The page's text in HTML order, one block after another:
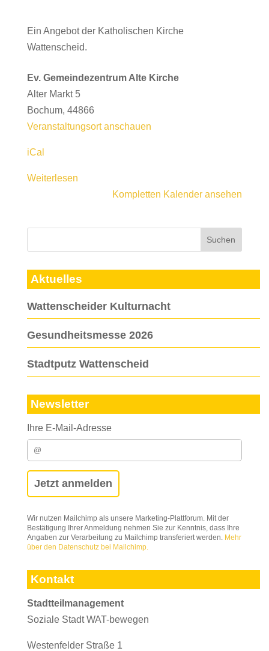
Ein Angebot der Katholischen Kirche
Wattenscheid.
Ev. Gemeindezentrum Alte Kirche
Alter Markt 5
Bochum, 44866
Veranstaltungsort anschauen
iCal
Weiterlesen
Kompletten Kalender ansehen
Aktuelles
Wattenscheider Kulturnacht
Gesundheitsmesse 2026
Stadtputz Wattenscheid
Newsletter
Ihre E-Mail-Adresse
Wir nutzen Mailchimp als unsere Marketing-Plattforum. Mit der
Bestätigung Ihrer Anmeldung nehmen Sie zur Kenntnis, dass Ihre
Angaben zur Verarbeitung zu Mailchimp transferiert werden. Mehr
über den Datenschutz bei Mailchimp.
Kontakt
Stadtteilmanagement
Soziale Stadt WAT-bewegen
Westenfelder Straße 1